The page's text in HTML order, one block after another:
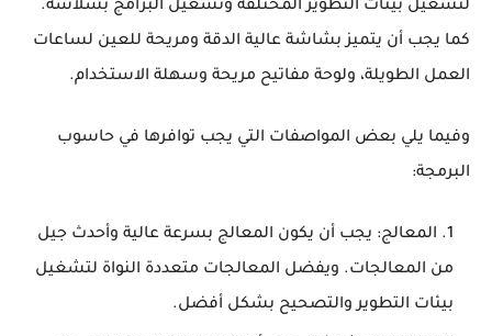
لتشغيل بيئات التطوير المختلفة وتشغيل البرامج بسلاسة.
كما يجب أن يتميز بشاشة عالية الدقة ومريحة للعين لساعات
العمل الطويلة، ولوحة مفاتيح مريحة وسهلة الاستخدام.
وفيما يلي بعض المواصفات التي يجب توافرها في حاسوب
البرمجة:
المعالج: يجب أن يكون المعالج بسرعة عالية وأحدث جيل
من المعالجات. ويفضل المعالجات متعددة النواة لتشغيل
بيئات التطوير والتصحيح بشكل أفضل.